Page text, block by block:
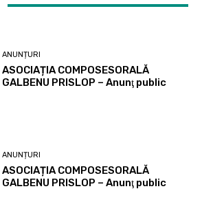
ANUNȚURI
ASOCIAȚIA COMPOSESORALĂ
GALBENU PRISLOP – Anunţ public
ANUNȚURI
ASOCIAȚIA COMPOSESORALĂ
GALBENU PRISLOP – Anunţ public